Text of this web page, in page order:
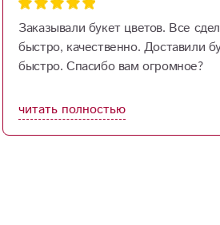
Заказывали букет цветов. Все
быстро, качественно. Доставили
быстро. Спасибо вам огромное?
читать полностью